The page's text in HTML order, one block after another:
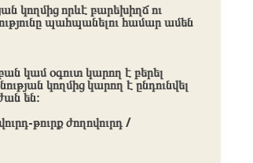
կողմից որևէ բարեխիղճ ու
պահպանելու համար ամեն
կամ օգուտ կարող է բերել
կողմից կարող է ընդունվել
են։
թուրք ժողովուրդ /